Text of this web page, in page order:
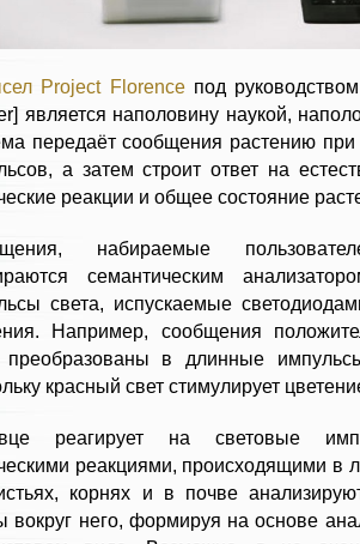
Project Florenceпод
является наполовину наукой,
передаёт сообщения растению
а затем строит ответ на
реакции и общее состояние
набираемые
семантическим
света, испускаемые
Например, сообщения
преобразованы в длинные
красный свет стимулирует
реагирует на световые
реакциями, происходящими в
корнях и в почве
вокруг него, формируя на основе